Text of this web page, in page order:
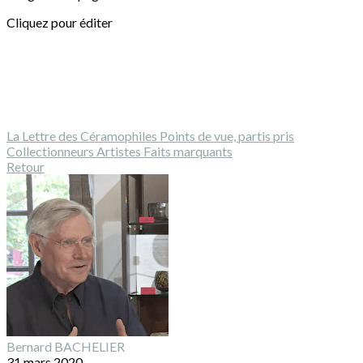
Cliquez pour éditer
La Lettre des Céramophiles Points de vue, partis pris
Collectionneurs Artistes Faits marquants
Retour
Bernard BACHELIER